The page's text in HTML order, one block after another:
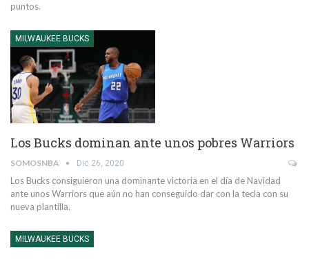
puntos.
MILWAUKEE BUCKS
Los Bucks dominan ante unos pobres Warriors
SOMOSNBA Dic 26, 2020
Los Bucks consiguieron una dominante victoria en el día de Navidad
ante unos Warriors que aún no han conseguido dar con la tecla con su
nueva plantilla.
MILWAUKEE BUCKS